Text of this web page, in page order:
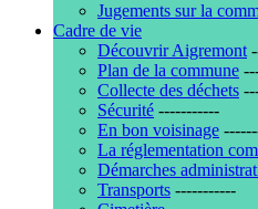
Jugements sur la
Cadre de vie
Découvrir Aigremont
Plan de la commune
Collecte des déchets
Sécurité -----------
En bon voisinage
La réglementation
Démarches
Transports -----------